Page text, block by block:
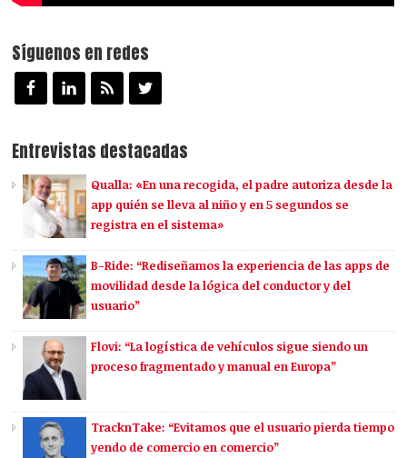
Síguenos en redes
Entrevistas destacadas
Qualla: «En una recogida, el padre autoriza desde la
app quién se lleva al niño y en 5 segundos se
registra en el sistema»
B-Ride: “Rediseñamos la experiencia de las apps de
movilidad desde la lógica del conductor y del
usuario”
Flovi: “La logística de vehículos sigue siendo un
proceso fragmentado y manual en Europa”
TracknTake: “Evitamos que el usuario pierda tiempo
yendo de comercio en comercio”